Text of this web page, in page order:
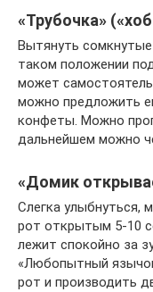
«Трубочка»
Вытянуть
таком положении
может
можно предложить
конфеты. Можно
дальнейшем можно
«Домик
Слегка улыбнуться,
рот открытым 5-10
лежит спокойно за
«Любопытный
рот и производить